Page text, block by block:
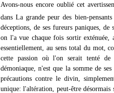
Avons-nous encore oublié cet
dans La grande peur des bien-
déceptions, de ses fureurs paniques, de
on l'a vue chaque fois sortir
essentiellement, au sens total du mot,
cette passion où l'on serait tenté de
démoniaque, n'est que la somme de
précautions contre le divin,
unique: l'altération, peut-être désormais